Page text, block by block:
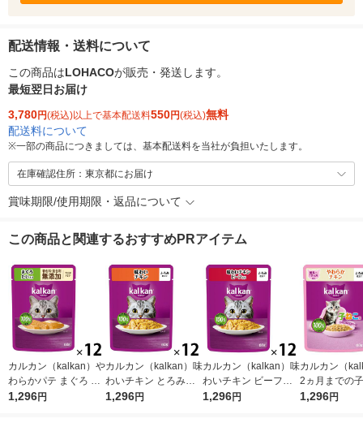
配送情報・送料について
この商品はLOHACOが販売・発送します。
最短翌日お届け
3,780円(税込)以上で基本配送料550円(税込)無料
配送料について
※一部の商品につきましては、基本配送料を当社が負担いたします。
在庫確認住所：東京都にお届け
賞味期限/使用期限・返品について
この商品と関連するおすすめPRアイテム
カルカン（kalkan）や
わらかパテ まぐろ た
い入り 着色料・発色
1,296円
カルカン（kalkan）味
わいチキン とろみ仕
立て 60g 12袋 マース
1,296円
カルカン（kalkan）味
わいチキン ビーフ入
り とろみ仕立て 60g
1,296円
カルカン（
2ヵ月までの
やわらかチキ
1,296円